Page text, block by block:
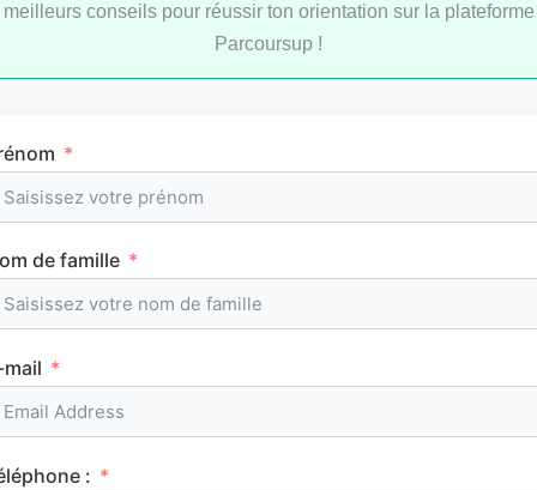
L’emploi du temps en première (cours et
horaires)
meilleurs conseils pour réussir ton orientation sur la plateforme
Parcoursup !
de famille
: